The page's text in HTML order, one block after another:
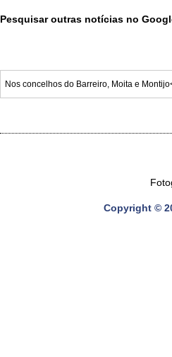
Pesquisar outras notícias no
Copyright ©